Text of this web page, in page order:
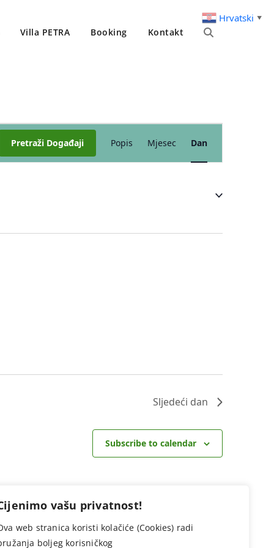
vašu privatnost!
web stranica koristi kolačiće (Cookies) radi
boljeg korisničkog
Villa PETRA Booking Kontakt
Pretraži Događaji
navigacija
Popis Mjesec Dan
Sljedeći dan
Subscribe to calendar
Hrvatski ▼